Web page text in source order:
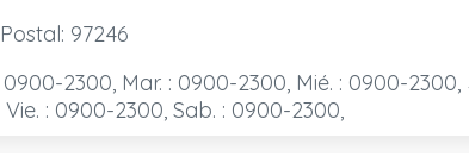
97246
0900-2300, Mar. : 0900-2300, Mié. : 0900-
Vie. : 0900-2300, Sab. : 0900-2300,